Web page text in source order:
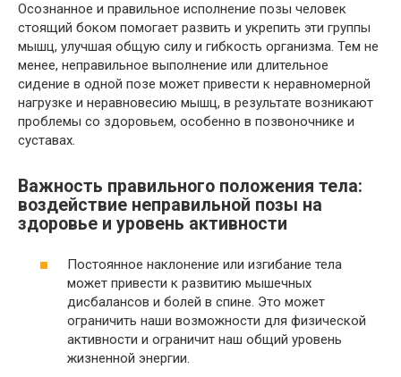
Осознанное и правильное исполнение позы человек
стоящий боком помогает развить и укрепить эти группы
мышц, улучшая общую силу и гибкость организма. Тем не
менее, неправильное выполнение или длительное
сидение в одной позе может привести к неравномерной
нагрузке и неравновесию мышц, в результате возникают
проблемы со здоровьем, особенно в позвоночнике и
суставах.
Важность правильного положения тела:
воздействие неправильной позы на
здоровье и уровень активности
Постоянное наклонение или изгибание тела
может привести к развитию мышечных
дисбалансов и болей в спине. Это может
ограничить наши возможности для физической
активности и ограничит наш общий уровень
жизненной энергии.